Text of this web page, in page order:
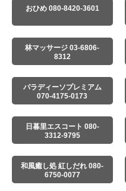
おひめ 080-8420-3601
林マッサージ 03-6806-
8312
パラディーソプレミアム
070-4175-0173
日暮里エスコート 080-
3312-9795
和風癒し処 紅しだれ 080-
6750-0077